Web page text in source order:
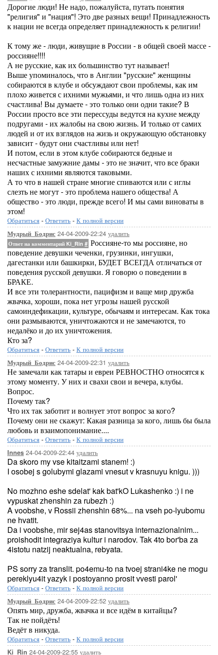
Дорогие люди! Не надо, пожалуйста, путать понятия
"религия" и "нация"! Это две разных вещи! Принадлежность
к нации не всегда определяет принадлежность к религии!
К тому же - люди, живущие в России - в общей своей массе -
россияне!!!!
А не русские, как их большинство тут называет!
Выше упоминалось, что в Англии "русские" женщины
собираются в клубе и обсуждают свои проблемы, как им
плохо живется с ихними мужьями, и что лишь одна из них
счастлива! Вы думаете - это только они одни такие? В
России просто все эти перессуды ведутся на кухне между
подругами - их жалобы на свою жизнь. И только от самих
людей и от их взглядов на жизь и окружающую обстановку
зависит - будут они счастливы или нет!
И потом, если в этом клубе собираются бедные и
несчастные замужние дамы - это не значит, что все браки
наших с ихними являются таковыми.
А то что в нашей стране многие спиваются или с иглы
слезть не могут - это проблема нашего общества! А
общество - это люди, прежде всего! И мы сами виноваты в
этом!
Обратиться - Ответить - К полной версии
Мудрый_Бодрис 24-04-2009-22:24 удалить
Ответ на комментарий Ki_Rin # Россияне-то мы россияне, но
поведение девушки чеченки, грузинки, ингушки,
дагестанки или башкирки, БУДЕТ ВСЕГДА отличаться от
поведения русской девушки. Я говорю о поведении в
БРАКЕ.
И все эти толерантности, пацифизм и ваще мир дружба
жвачка, хороши, пока нет угрозы нашей русской
самоиндефикации, культуре, обычаям и интересам. Как тока
они размываются, уничтожаются и не замечаются, то
недалёко и до их уничтожения.
Кто за?
Обратиться - Ответить - К полной версии
Мудрый_Бодрис 24-04-2009-22:31 удалить
Не замечали как татары и евреи РЕВНОСТНО относятся к
этому моменту. У них и свахи свои и вечера, клубы.
Вопрос.
Почему так?
Что их так заботит и волнует этот вопрос за кого?
Почему они не скажут: Какая разница за кого, лишь бы была
любовь и взаимопонимание....
Обратиться - Ответить - К полной версии
Innes 24-04-2009-22:44 удалить
Da skoro my vse kitaitzami stanem! :)
I osobej s golubymi glazami vnesut v krasnuyu knigu. )))
No mozhno eshe sdelat' kak bat'kO Lukashenko :) i ne
vypuskat zhenshin za rubezh :)
A voobshe, v Rossii zhenshin 68%... na vseh po-lyubomu
ne hvatit.
Da i voobshe, mir sej4as stanovitsya internazionalnim...
proishodit integraziya kultur i narodov. Tak 4to bor'ba za
4istotu natzij neaktualna, rebyata.
PS sorry za translit. po4emu-to na tvoej strani4ke ne mogu
pereklyu4it yazyk i postoyanno prosit vvesti parol'
Обратиться - Ответить - К полной версии
Мудрый_Бодрис 24-04-2009-22:52 удалить
Опять мир, дружба, жвачка и все идём в китайцы?
Так не пойдёть!
Ведёт в никуда.
Обратиться - Ответить - К полной версии
Ki_Rin 24-04-2009-22:55 удалить